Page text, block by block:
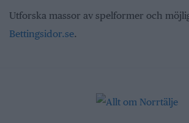
Utforska massor av spelformer och
Bettingsidor.se.